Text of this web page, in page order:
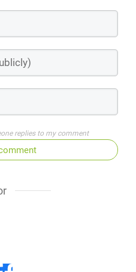
replies to my comment